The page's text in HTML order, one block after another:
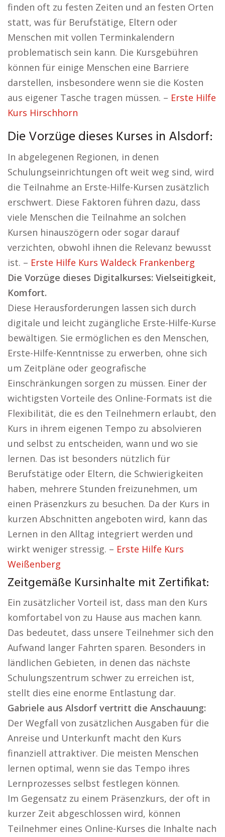
finden oft zu festen Zeiten und an festen Orten
statt, was für Berufstätige, Eltern oder
Menschen mit vollen Terminkalendern
problematisch sein kann. Die Kursgebühren
können für einige Menschen eine Barriere
darstellen, insbesondere wenn sie die Kosten
aus eigener Tasche tragen müssen. – Erste Hilfe
Kurs Hirschhorn
Die Vorzüge dieses Kurses in Alsdorf:
In abgelegenen Regionen, in denen
Schulungseinrichtungen oft weit weg sind, wird
die Teilnahme an Erste-Hilfe-Kursen zusätzlich
erschwert. Diese Faktoren führen dazu, dass
viele Menschen die Teilnahme an solchen
Kursen hinauszögern oder sogar darauf
verzichten, obwohl ihnen die Relevanz bewusst
ist. – Erste Hilfe Kurs Waldeck Frankenberg
Die Vorzüge dieses Digitalkurses: Vielseitigkeit,
Komfort.
Diese Herausforderungen lassen sich durch
digitale und leicht zugängliche Erste-Hilfe-Kurse
bewältigen. Sie ermöglichen es den Menschen,
Erste-Hilfe-Kenntnisse zu erwerben, ohne sich
um Zeitpläne oder geografische
Einschränkungen sorgen zu müssen. Einer der
wichtigsten Vorteile des Online-Formats ist die
Flexibilität, die es den Teilnehmern erlaubt, den
Kurs in ihrem eigenen Tempo zu absolvieren
und selbst zu entscheiden, wann und wo sie
lernen. Das ist besonders nützlich für
Berufstätige oder Eltern, die Schwierigkeiten
haben, mehrere Stunden freizunehmen, um
einen Präsenzkurs zu besuchen. Da der Kurs in
kurzen Abschnitten angeboten wird, kann das
Lernen in den Alltag integriert werden und
wirkt weniger stressig. – Erste Hilfe Kurs
Weißenberg
Zeitgemäße Kursinhalte mit Zertifikat:
Ein zusätzlicher Vorteil ist, dass man den Kurs
komfortabel von zu Hause aus machen kann.
Das bedeutet, dass unsere Teilnehmer sich den
Aufwand langer Fahrten sparen. Besonders in
ländlichen Gebieten, in denen das nächste
Schulungszentrum schwer zu erreichen ist,
stellt dies eine enorme Entlastung dar.
Gabriele aus Alsdorf vertritt die Anschauung:
Der Wegfall von zusätzlichen Ausgaben für die
Anreise und Unterkunft macht den Kurs
finanziell attraktiver. Die meisten Menschen
lernen optimal, wenn sie das Tempo ihres
Lernprozesses selbst festlegen können.
Im Gegensatz zu einem Präsenzkurs, der oft in
kurzer Zeit abgeschlossen wird, können
Teilnehmer eines Online-Kurses die Inhalte nach